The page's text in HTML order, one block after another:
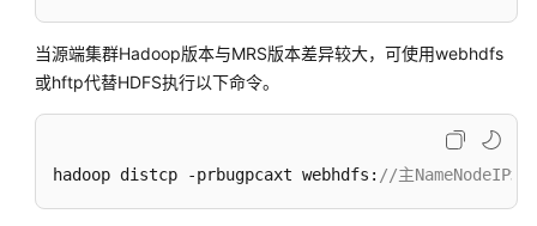
视
频
帮
下
当源端集群Hadoop版本与MRS版本差异较大，可使用webhdfs
或hftp代替HDFS执行以下命令。
hadoop distcp -prbugpcaxt webhdfs: //主NameNodeIP